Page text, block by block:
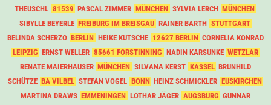
THEUSCHL 81539 PASCAL ZIMMER MÜNCHEN SYLVIA LERCH MÜNCHEN
SIBYLLE BEYERLE FREIBURG IM BREISGAU RAINER BARTH STUTTGART
BELINDA SCHERZO BERLIN HEIKE KUTSCHE 12627 BERLIN CORNELIA KONRAD
LEIPZIG ERNST WELLER 85661 FORSTINNING NADIN KARSUNKE WETZLAR
RENATE MAIERHAUSER MÜNCHEN SILVANA KERST KASSEL BRUNHILD
SCHÜTZE BA VILBEL STEFAN VOGEL BONN HEINZ SCHMICKLER EUSKIRCHEN
MARTINA DRAWS EMMENINGEN LOTHAR JÄGER AUGSBURG GUNNAR